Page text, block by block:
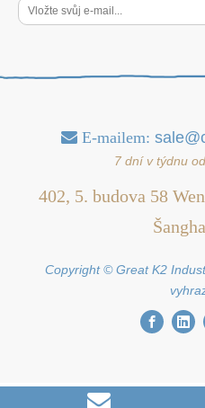
 E-mailem:
7 dní v týdnu
402, 5. budova 58
Copyright © Great K2